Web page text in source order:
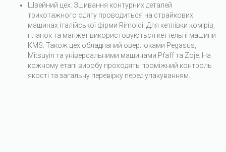
Швейний цех: Зшивання контурних деталей
трикотажного одягу проводиться на страйкових
машинах італійської фірми Rimoldi. Для кетлівки комірів,
планок та манжет використовуються кеттельні машини
КMS. Також цех обладнаний оверлоками Pegasus,
Mitsuyin та універсальними машинами Pfaff та Zoje. На
кожному етапі виробу проходять проміжний контроль
якості та загальну перевірку перед упакуванням.